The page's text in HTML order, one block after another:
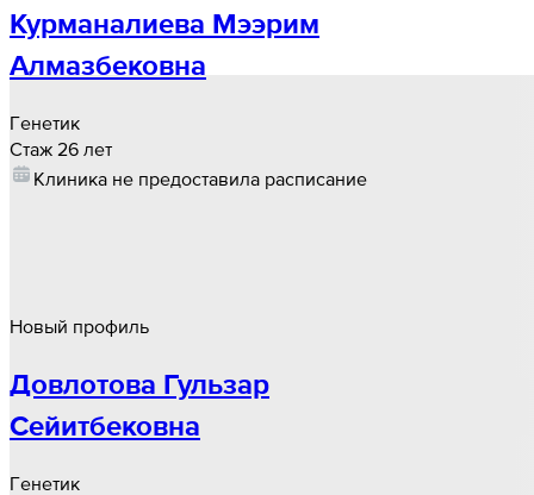
Курманалиева Мээрим
Алмазбековна
Генетик
Стаж 26 лет
Клиника не предоставила расписание
Новый профиль
Довлотова Гульзар
Сейитбековна
Генетик